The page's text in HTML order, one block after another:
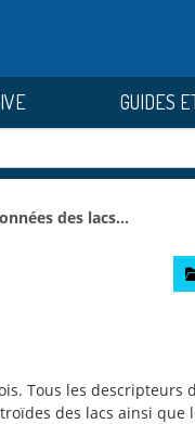
GUIDES
des lacs...
Tous les descripteurs
des lacs ainsi